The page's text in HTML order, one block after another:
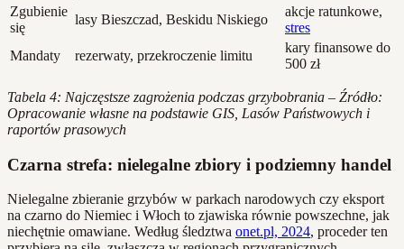
Zgubienie
się
lasy Bieszczad, Beskidu Niskiego
akcje ratunkowe,
stres
Mandaty
rezerwaty, przekroczenie limitu
kary finansowe do
500 zł
Tabela 4: Najczęstsze zagrożenia podczas grzybobrania – Źródło:
Opracowanie własne na podstawie GIS, Lasów Państwowych i
raportów prasowych
Czarna strefa: nielegalne zbiory i podziemny handel
Nielegalne zbieranie grzybów w parkach narodowych czy eksport
na czarno do Niemiec i Włoch to zjawiska równie powszechne, jak
niechętnie omawiane. Według śledztwa onet.pl, 2024, proceder ten